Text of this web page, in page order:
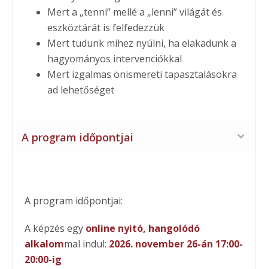
Mert a „tenni” mellé a „lenni” világát és
eszköztárát is felfedezzük
Mert tudunk mihez nyúlni, ha elakadunk a
hagyományos intervenciókkal
Mert izgalmas önismereti tapasztalásokra
ad lehetőséget
A program időpontjai
A program időpontjai:
A képzés egy online nyitó, hangolódó
alkalommal indul: 2026. november 26-án 17:00-
20:00-ig